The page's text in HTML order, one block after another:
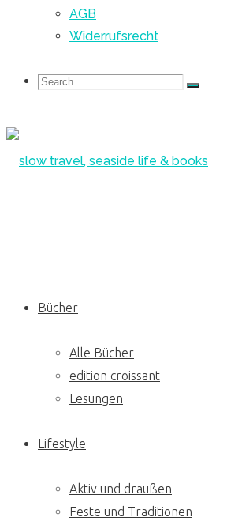
AGB
Widerrufsrecht
Search
Search
Search
Bücher
Alle Bücher
edition croissant
Lesungen
Lifestyle
Aktiv und draußen
Feste und Traditionen